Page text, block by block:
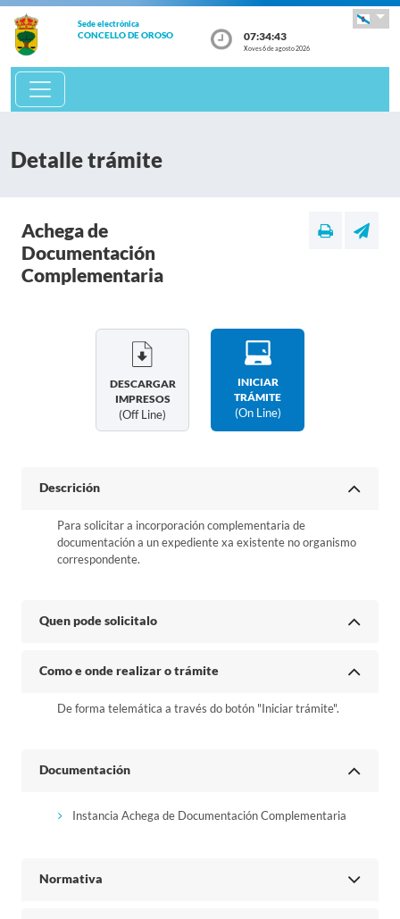
Sede electrónica
CONCELLO DE OROSO 07:34:43
Xoves 6 de agosto 2026
Detalle trámite
Achega de
Documentación
Complementaria
DESCARGAR
IMPRESOS
(off Line)
INICIAR
TRÁMITE
(on Line)
Descrición
Para solicitar a incorporación complementaria de
documentación a un expediente xa existente no organismo
correspondente.
Quen pode solicitalo
Como e onde realizar o trámite
De forma telemática a través do botón "Iniciar trámite".
Documentación
Instancia Achega de Documentación Complementaria
Normativa